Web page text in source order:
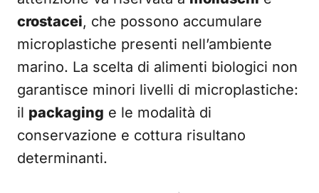
crostacei, che possono accumulare
microplastiche presenti nell’ambiente
marino. La scelta di alimenti biologici non
garantisce minori livelli di microplastiche:
il packaging e le modalità di
conservazione e cottura risultano
determinanti.